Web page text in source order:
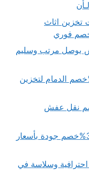
اثاث
يوصل مرتب وسليم
تخزين عفش بالدمام بـ30%خصم الدمام لتخزين
بـ35%خصم نقل عفش
ارخص شركة نقل عفش بمكة بـ35%خصم جودة بأسعار
بـ35%خصم احترافية وسلاسة في